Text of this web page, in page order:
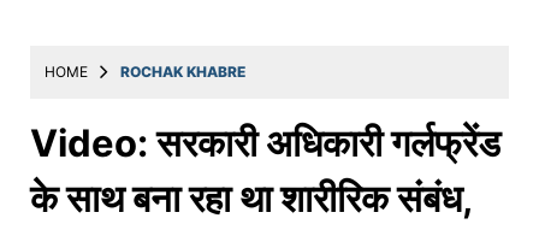
मराठी
मनोरंजन
स्पोर्ट्स
HOME ROCHAK KHABRE
Video: सरकारी अधिकारी गर्लफ्रेंड
के साथ बना रहा था शारीरिक संबंध,